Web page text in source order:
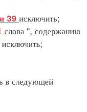
39 исключить;
слова ", содержанию
в следующей